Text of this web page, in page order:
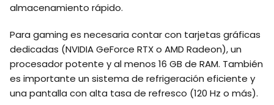
almacenamiento rápido.
Para gaming es necesaria contar con tarjetas gráficas
dedicadas (NVIDIA GeForce RTX o AMD Radeon), un
procesador potente y al menos 16 GB de RAM. También
es importante un sistema de refrigeración eficiente y
una pantalla con alta tasa de refresco (120 Hz o más).